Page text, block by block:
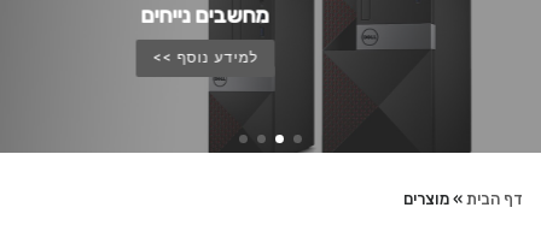
מחשבים ניידים
למידע נוסף >>
דף הבית »מוצרים